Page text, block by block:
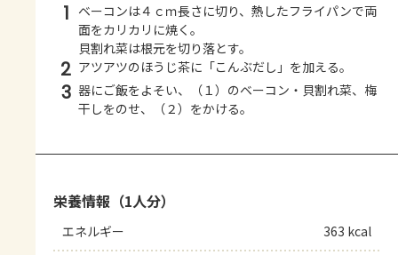
1 ベーコンは４ｃｍ長さに切り、熱したフライパンで両
面をカリカリに焼く。
貝割れ菜は根元を切り落とす。
2 アツアツのほうじ茶に「こんぶだし」を加える。
3 器にご飯をよそい、（１）のベーコン・貝割れ菜、梅
干しをのせ、（２）をかける。
栄養情報（1人分）
エネルギー 363 kcal